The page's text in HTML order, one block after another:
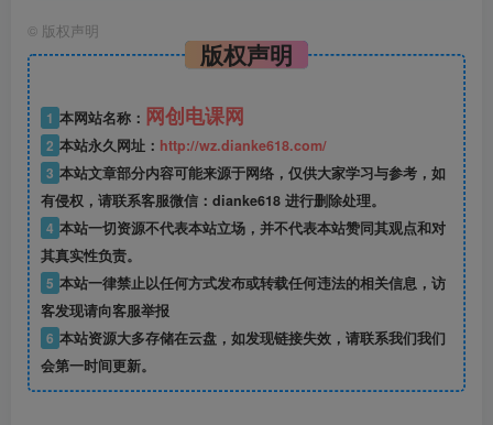
© 版权声明
版权声明
1 本网站名称： 网创电课网
2 本站永久网址： http://wz.dianke618.com/
3 本站文章部分内容可能来源于网络，仅供大家学习与参考，如
有侵权，请联系客服微信：dianke618 进行删除处理。
4 本站一切资源不代表本站立场，并不代表本站赞同其观点和对
其真实性负责。
5 本站一律禁止以任何方式发布或转载任何违法的相关信息，访
客发现请向客服举报
6 本站资源大多存储在云盘，如发现链接失效，请联系我们我们
会第一时间更新。